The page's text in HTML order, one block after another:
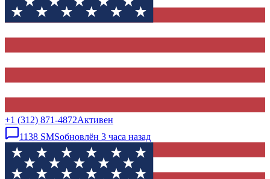
+1 (312) 871-4872Активен
1138 SMSобновлён 3 часа назад